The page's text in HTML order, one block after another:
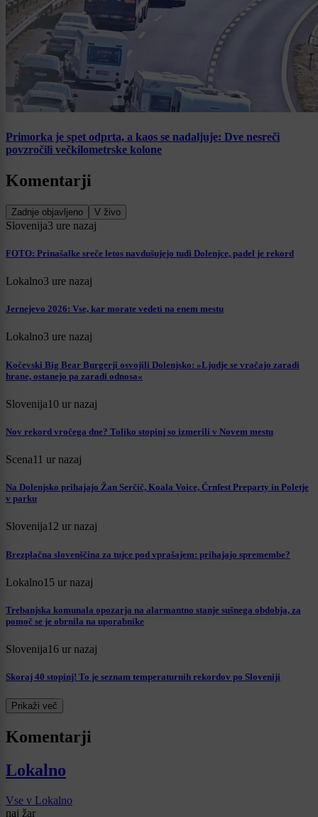
Primorka je spet odprta, a kaos se nadaljuje: Dve nesreči
povzročili večkilometrske kolone
Komentarji
Zadnje objavljeno V živo
Slovenija3 ure nazaj
FOTO: Prinašalke sreče letos navdušujejo tudi Dolenjce, padel je rekord
Lokalno3 ure nazaj
Jernejevo 2026: Vse, kar morate vedeti na enem mestu
Lokalno3 ure nazaj
Kočevski Big Bear Burgerji osvojili Dolenjsko: »Ljudje se vračajo zaradi
hrane, ostanejo pa zaradi odnosa«
Slovenija10 ur nazaj
Nov rekord vročega dne? Toliko stopinj so izmerili v Novem mestu
Scena11 ur nazaj
Na Dolenjsko prihajajo Žan Serčič, Koala Voice, Črnfest Preparty in Poletje
v parku
Slovenija12 ur nazaj
Brezplačna slovenščina za tujce pod vprašajem: prihajajo spremembe?
Lokalno15 ur nazaj
Trebanjska komunala opozarja na alarmantno stanje sušnega obdobja, za
pomoč se je obrnila na uporabnike
Slovenija16 ur nazaj
Skoraj 40 stopinj! To je seznam temperaturnih rekordov po Sloveniji
Prikaži več
Komentarji
Lokalno
Vse v Lokalno
naj žar